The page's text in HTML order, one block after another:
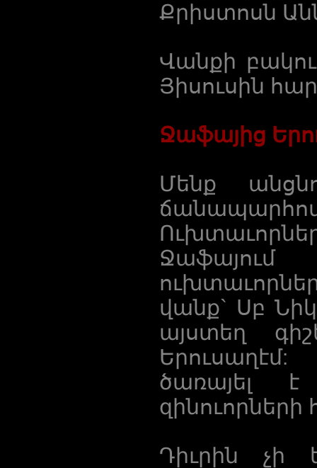
Քրիստոսն
Վանքի
Յիսուսին
Ջաֆայից
Մենք
վանք` Սբ
այստեղ
ծառայել
Դիւրին չի